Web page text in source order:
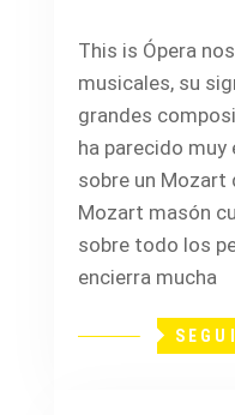
This is Ópera
musicales, su
grandes
ha parecido muy
sobre un Mozart
Mozart masón
sobre todo los
encierra mucha